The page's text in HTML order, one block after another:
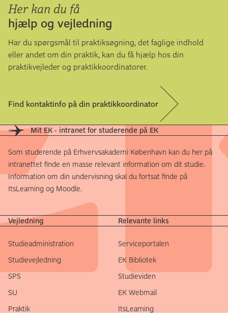
Her kan du få
hjælp og vejledning
Har du spørgsmål til praktiksøgning, det faglige indhold
eller andet om din praktik, kan du få hjælp hos din
praktikvejleder og praktikkoordinatorer.
Find kontaktinfo på din praktikkoordinator
Mit EK - intranet for studerende på EK
Som studerende på Erhvervsakademi København kan du her på
intranettet finde en masse relevant information om dit studie.
Information om din undervisning skal du fortsat finde på
ItsLearning og Moodle.
Vejledning
Studieadministration
Studievejledning
SPS
SU
Praktik
Relevante links
Serviceportalen
EK Bibliotek
Studieviden
EK Webmail
ItsLearning